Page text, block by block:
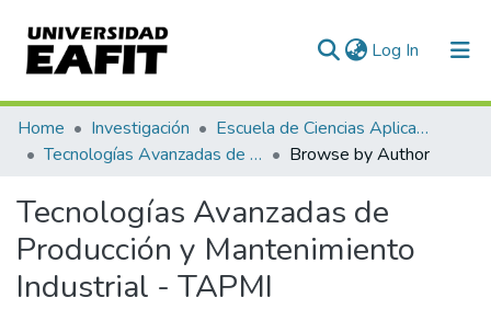
Log In (current)
Communities & Collections
All of DSpace
Home Investigación
Escuela de Ciencias Aplicadas e Ingeniería
Tecnologías Avanzadas de Producción y Mantenimiento Industrial - TAPMI
Browse by Author
Tecnologías Avanzadas de
Producción y Mantenimiento
Industrial - TAPMI